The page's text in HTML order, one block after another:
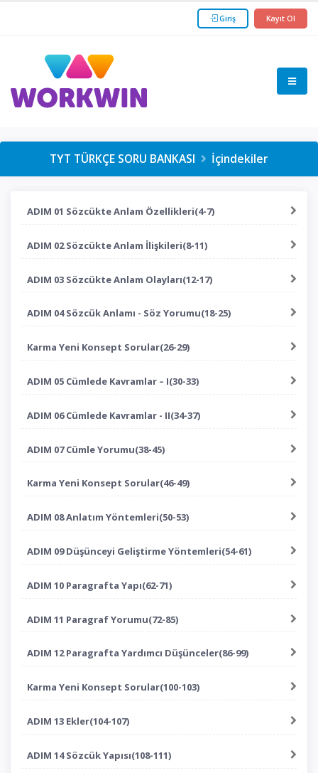
Giriş Kayıt Ol
TYT TÜRKÇE SORU BANKASI İçindekiler
ADIM 01 Sözcükte Anlam Özellikleri(4-7)
ADIM 02 Sözcükte Anlam İlişkileri(8-11)
ADIM 03 Sözcükte Anlam Olayları(12-17)
ADIM 04 Sözcük Anlamı - Söz Yorumu(18-25)
Karma Yeni Konsept Sorular(26-29)
ADIM 05 Cümlede Kavramlar – I(30-33)
ADIM 06 Cümlede Kavramlar - II(34-37)
ADIM 07 Cümle Yorumu(38-45)
Karma Yeni Konsept Sorular(46-49)
ADIM 08 Anlatım Yöntemleri(50-53)
ADIM 09 Düşünceyi Geliştirme Yöntemleri(54-61)
ADIM 10 Paragrafta Yapı(62-71)
ADIM 11 Paragraf Yorumu(72-85)
ADIM 12 Paragrafta Yardımcı Düşünceler(86-99)
Karma Yeni Konsept Sorular(100-103)
ADIM 13 Ekler(104-107)
ADIM 14 Sözcük Yapısı(108-111)